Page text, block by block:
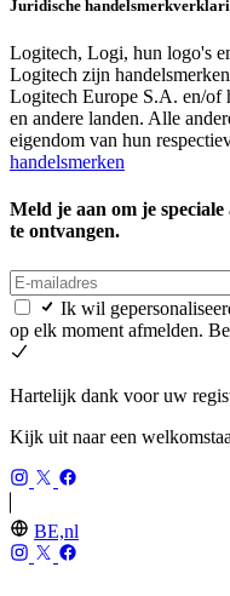
Juridische
Logitech, Logi, hun logo's
Logitech zijn
Logitech Europe S.A. en/of
en andere landen. Alle
eigendom van hun
handelsmerken
Meld je aan om je
te ontvangen.
Ik wil
op elk moment afmelden.
Hartelijk dank voor uw
Kijk uit naar een
BE,nl